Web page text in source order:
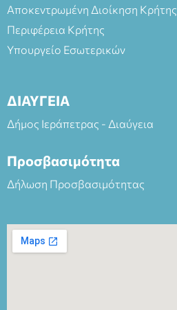
Αποκεντρωμένη Διοίκηση Κρήτης
Περιφέρεια Κρήτης
Υπουργείο Εσωτερικών
ΔΙΑΥΓΕΙΑ
Δήμος Ιεράπετρας - Διαύγεια
Προσβασιμότητα
Δήλωση Προσβασιμότητας